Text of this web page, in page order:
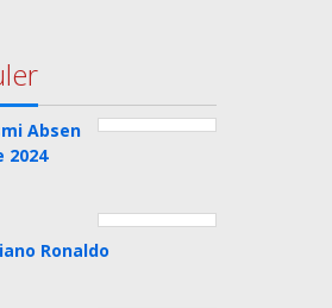
Absen
2024
Ronaldo